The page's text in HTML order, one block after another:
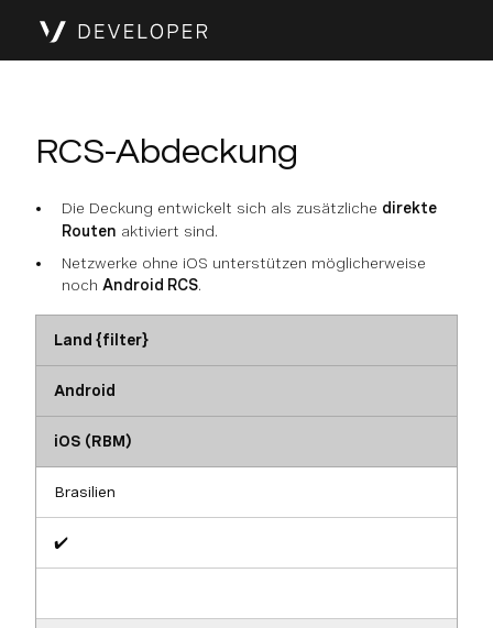
RCS-Abdeckung
Die Deckung entwickelt sich als zusätzliche direkte
Routen aktiviert sind.
Netzwerke ohne iOS unterstützen möglicherweise
noch Android RCS.
Land {filter}
Android
iOS (RBM)
Brasilien
✔️